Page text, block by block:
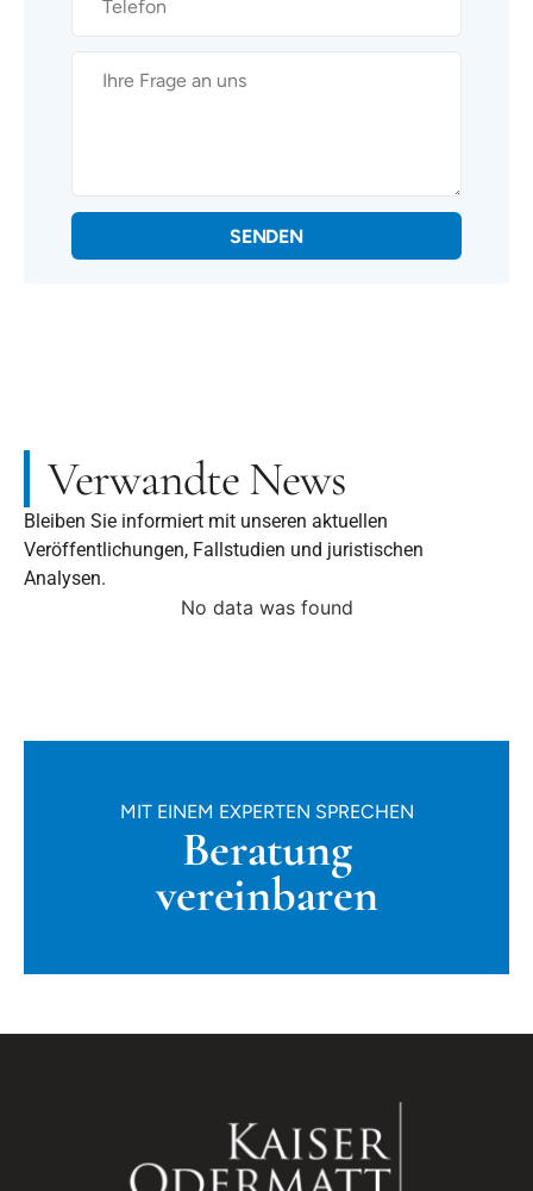
SENDEN
Verwandte News
Bleiben Sie informiert mit unseren aktuellen
Veröffentlichungen, Fallstudien und juristischen
Analysen.
No data was found
MIT EINEM EXPERTEN SPRECHEN
Beratung
vereinbaren